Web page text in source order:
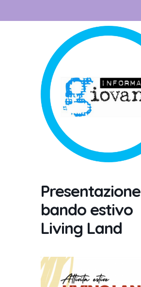
Presentazione
bando estivo
Living Land